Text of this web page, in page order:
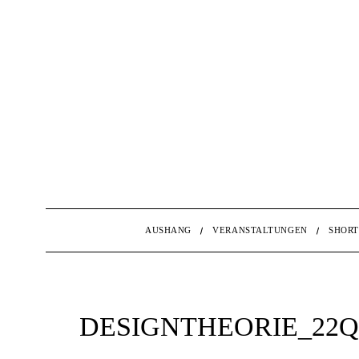
AUSHANG VERANSTALTUNGEN